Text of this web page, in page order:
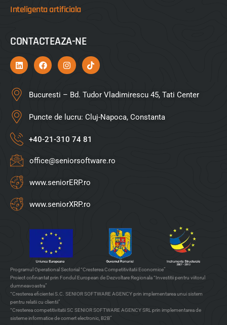
Inteligenta artificiala
Programul Operational Sectorial “Cresterea Competitivitatii Economice”
Proiect cofinantat prin Fondul European de Dezvoltare Regionala “Investitii pentru viitorul
dumneavoastra”
“Cresterea eficientei S.C. SENIOR SOFTWARE AGENCY prin implementarea unui sistem
pentru relatii cu clientii”
“Cresterea competitivitatii SC SENIOR SOFTWARE AGENCY SRL prin implementarea de
sisteme informatice de comert electronic, B2B”
CONTACTEAZA-NE
Bucuresti – Bd. Tudor Vladimirescu 45, Tati Center
Puncte de lucru: Cluj-Napoca, Constanta
+40-21-310 74 81
office@seniorsoftware.ro
www.seniorERP.ro
www.seniorXRP.ro